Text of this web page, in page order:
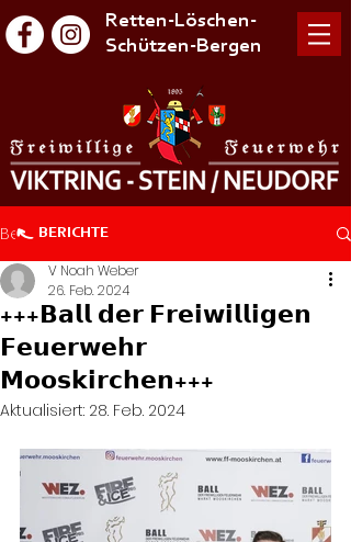
Retten-Löschen-
Schützen-Bergen
Beitrag
+++𝗕𝗮𝗹𝗹 𝗱𝗲𝗿 𝗙𝗿𝗲𝗶𝘄𝗶𝗹𝗹𝗶𝗴𝗲𝗻
𝗙𝗲𝘂𝗲𝗿𝘄𝗲𝗵𝗿
𝗠𝗼𝗼𝘀𝗸𝗶𝗿𝗰𝗵𝗲𝗻+++
V Noah Weber
26. Feb. 2024
Aktualisiert: 28. Feb. 2024
BERICHTE